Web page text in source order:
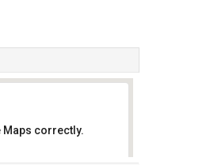
Maps correctly.